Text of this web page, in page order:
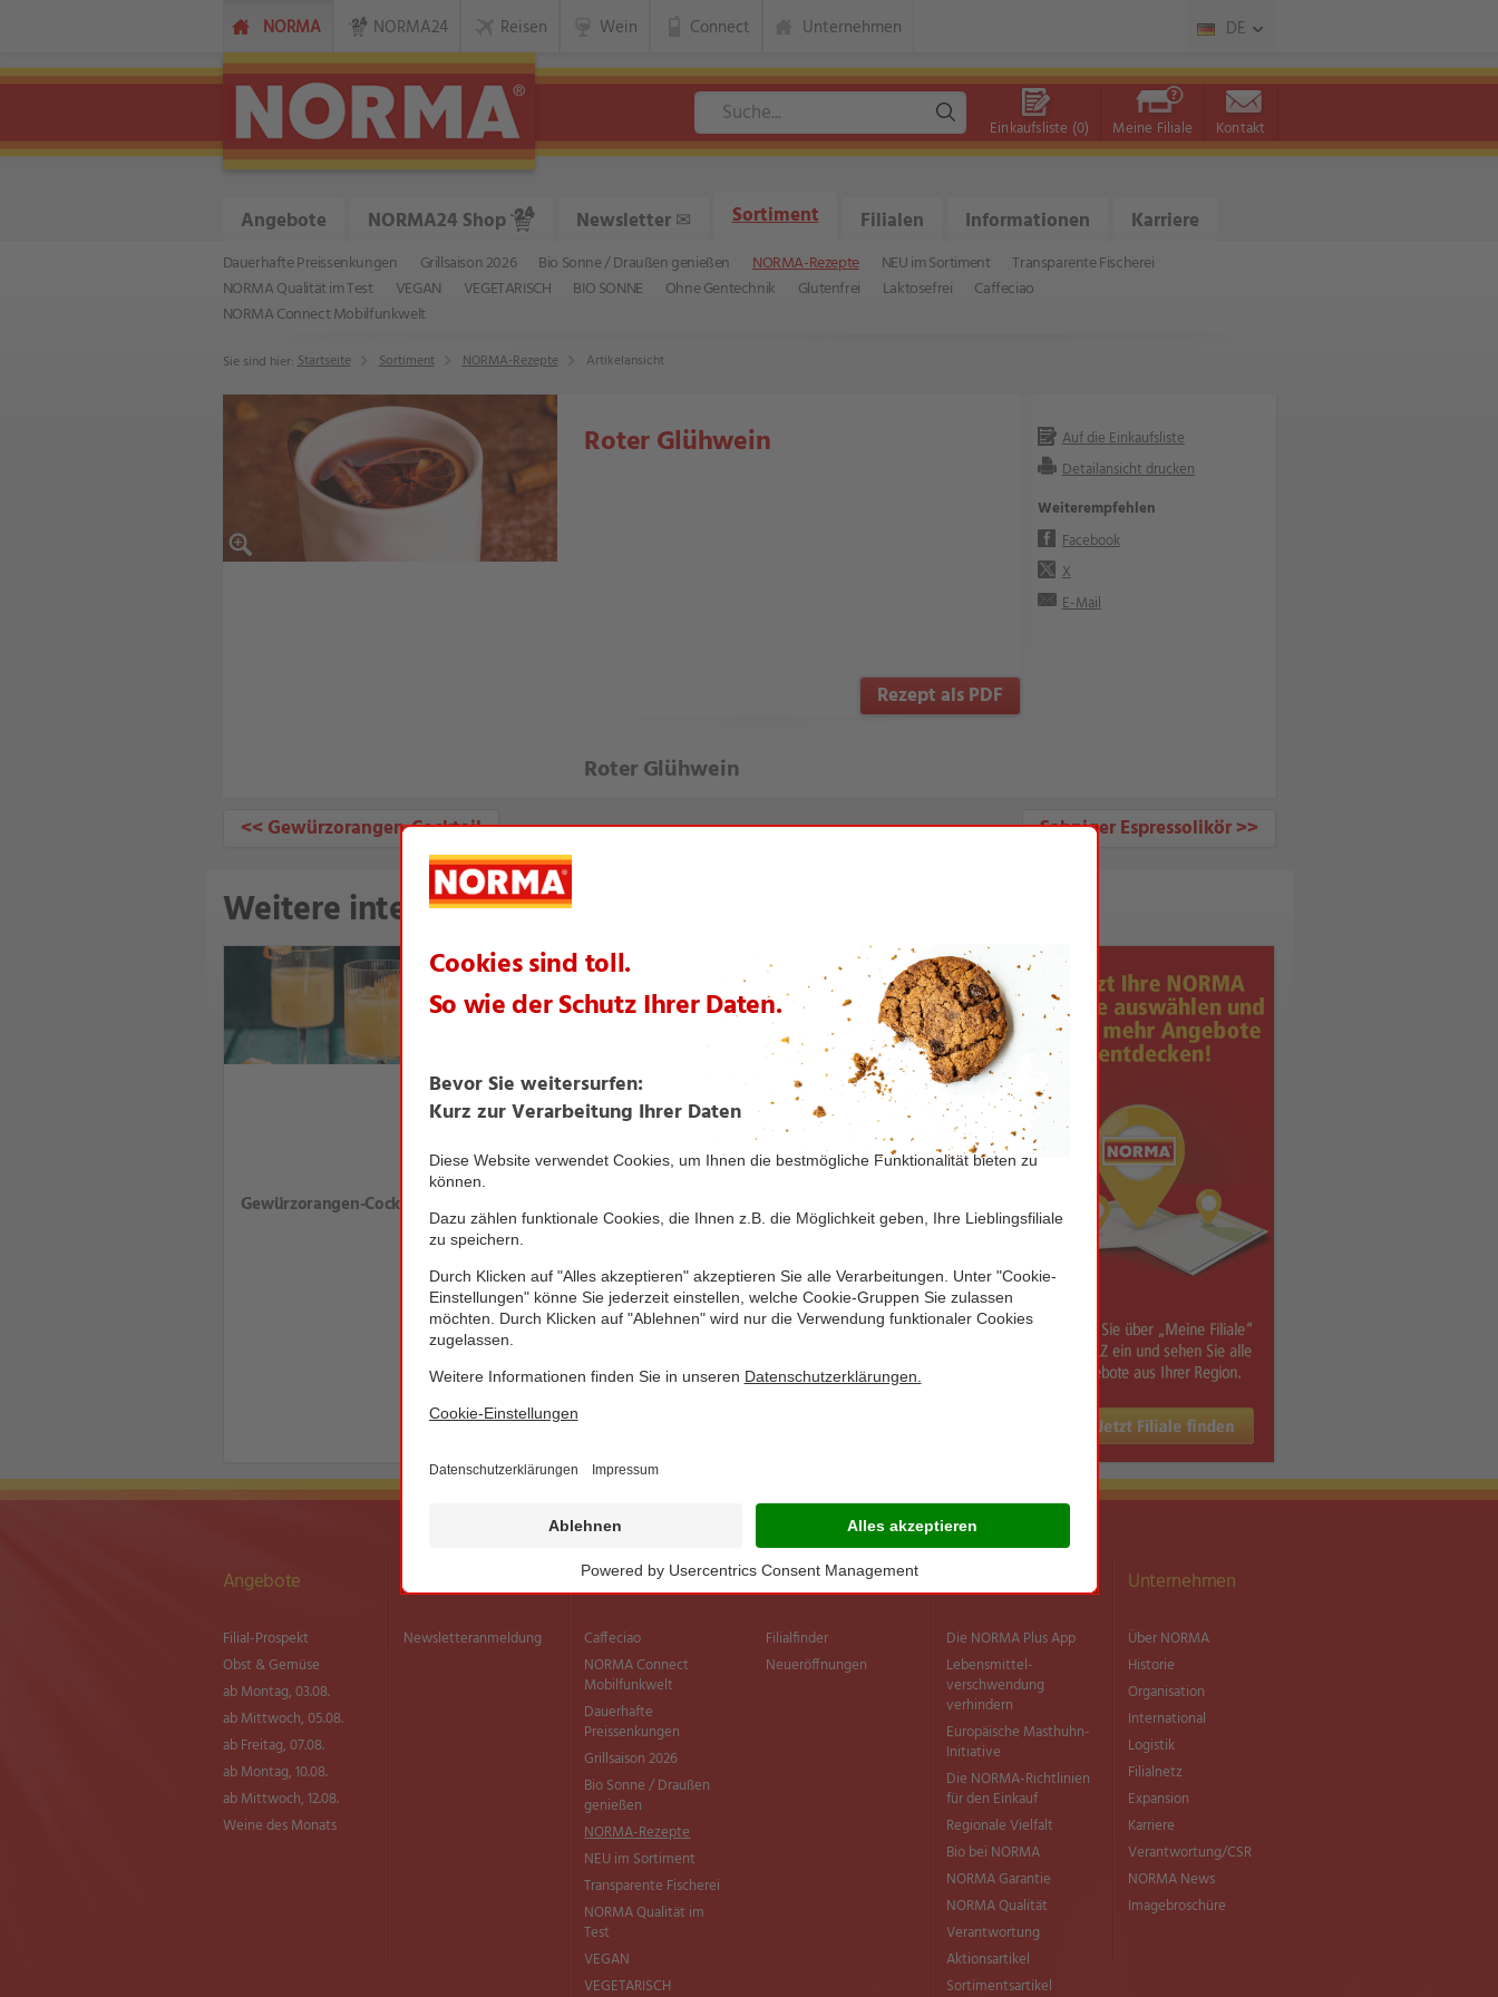
NORMA NORMA24 Reisen Wein Connect Unternehmen DE
Einkaufsliste (0) Meine Filiale Kontakt
Angebote NORMA24 Shop Newsletter✉ Sortiment
Dauerhafte Preissenkungen Grillsaison 2026 Bio Sonne / Draußen genießen NORMA-Rezepte NEU im Sortiment
Transparente Fischerei
NORMA Qualität im Test
VEGAN VEGETARISCH BIO SONNE Ohne Gentechnik Glutenfrei Laktosefrei
Caffeciao
NORMA Connect Mobilfunkwelt
Filialen Informationen Karriere
Sie sind hier: Startseite Sortiment NORMA-Rezepte Artikelansicht
Roter Glühwein
Rezept als PDF
Roter Glühwein
Auf die Einkaufsliste
Detailansicht drucken
Weiterempfehlen
Facebook
X
E-Mail
<< Gewürzorangen-Cocktail Sahniger Espressolikör >>
Weitere interessante Artikel aus dieser Themenwelt
Gewürzorangen-Cocktail
Angebote
Filial-Prospekt
Obst & Gemüse
ab Montag, 03.08.
ab Mittwoch, 05.08.
ab Freitag, 07.08.
ab Montag, 10.08.
ab Mittwoch, 12.08.
Weine des Monats
Newsletter
Newsletter­anmeldung
Sortiment
Caffeciao
NORMA Connect
Mobilfunkwelt
Dauerhafte
Preissenkungen
Grillsaison 2026
Bio Sonne / Draußen
genießen
NORMA-Rezepte
NEU im Sortiment
Transparente Fischerei
NORMA Qualität im
Test
VEGAN
VEGETARISCH
Filialen
Filialfinder
Neueröffnungen
Die NORMA Plus App
Lebensmittel­
verschwendung
verhindern
Europäische Masthuhn-
Initiative
Die NORMA-Richtlinien
für den Einkauf
Regionale Vielfalt
Bio bei NORMA
NORMA Garantie
NORMA Qualität
Verantwortung
Aktionsartikel
Sortimentsartikel
Unternehmen
Über NORMA
Historie
Organisation
International
Logistik
Filialnetz
Expansion
Karriere
Verantwortung/CSR
NORMA News
Imagebroschüre